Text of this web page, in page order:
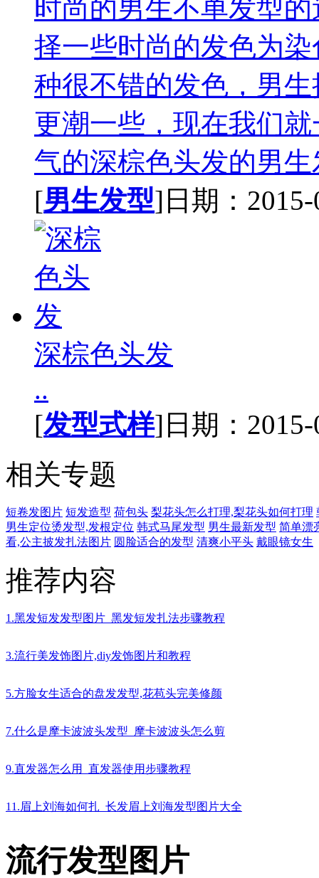
时尚的男生不单发型
择一些时尚的发色为
种很不错的发色，男
更潮一些，现在我们
气的深棕色头发的男生
[男生发型]日期：2015-
深棕色头发
..
[发型式样]日期：2015-
相关专题
短卷发图片 短发造型 荷包头 梨花头怎么打理,梨花头如何打理
男生定位烫发型,发根定位 韩式马尾发型 男生最新发型 简单漂
看,公主披发扎法图片 圆脸适合的发型 清爽小平头 戴眼镜女生
推荐内容
1.黑发短发发型图片_黑发短发扎法步骤教程
3.流行美发饰图片,diy发饰图片和教程
5.方脸女生适合的盘发发型,花苞头完美修颜
7.什么是摩卡波波头发型_摩卡波波头怎么剪
9.直发器怎么用_直发器使用步骤教程
11.眉上刘海如何扎_长发眉上刘海发型图片大全
流行发型图片